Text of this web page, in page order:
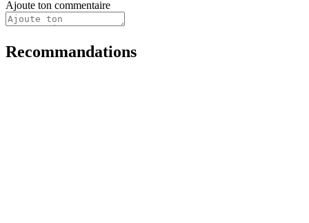
Ajoute ton commentaire
Recommandations